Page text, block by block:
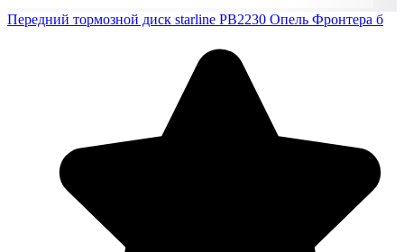
Передний тормозной диск starline PB2230 Опель Фронтера б